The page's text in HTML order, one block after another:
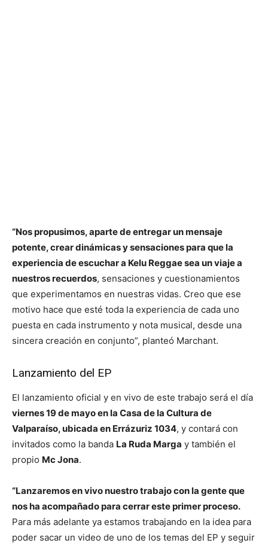
“Nos propusimos, aparte de entregar un mensaje
potente, crear dinámicas y sensaciones para que la
experiencia de escuchar a Kelu Reggae sea un viaje a
nuestros recuerdos, sensaciones y cuestionamientos
que experimentamos en nuestras vidas. Creo que ese
motivo hace que esté toda la experiencia de cada uno
puesta en cada instrumento y nota musical, desde una
sincera creación en conjunto”, planteó Marchant.
Lanzamiento del EP
El lanzamiento oficial y en vivo de este trabajo será el día
viernes 19 de mayo en la Casa de la Cultura de
Valparaíso, ubicada en Errázuriz 1034, y contará con
invitados como la banda La Ruda Marga y también el
propio Mc Jona.
“Lanzaremos en vivo nuestro trabajo con la gente que
nos ha acompañado para cerrar este primer proceso.
Para más adelante ya estamos trabajando en la idea para
poder sacar un video de uno de los temas del EP y seguir